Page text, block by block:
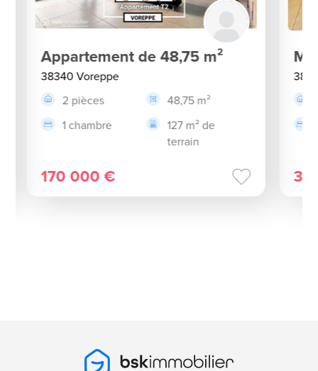
Appartement de 48,75 m²
38340 Voreppe
2 pièces
48,75 m²
1 chambre
127 m² de
terrain
170 000 €